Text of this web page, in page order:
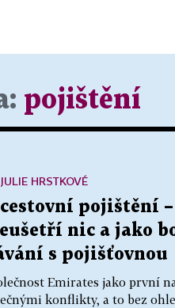
pojištění
cestovní pojištění
nic a jako
s pojišťovnou
Emirates jako první
konflikty, a to bez
HRSTKOVÉ